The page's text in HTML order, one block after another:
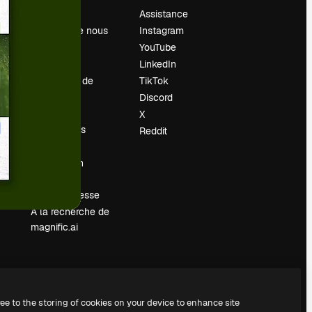
À propos de nous
Tendances de
Événements
Vendre mon
Salle de presse
À la recherche de
magnific.ai
Assistance
Instagram
YouTube
LinkedIn
TikTok
Discord
X
Reddit
to the storing of cookies on your device to enhance site